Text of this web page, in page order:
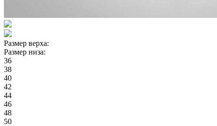
Размер верха:
Размер низа:
36
38
40
42
44
46
48
50